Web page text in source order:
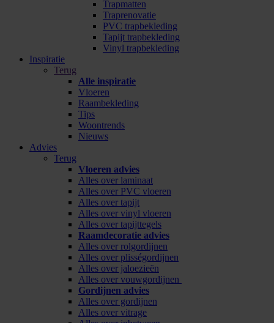
Trapmatten
Traprenovatie
PVC trapbekleding
Tapijt trapbekleding
Vinyl trapbekleding
Inspiratie
Terug
Alle inspiratie
Vloeren
Raambekleding
Tips
Woontrends
Nieuws
Advies
Terug
Vloeren advies
Alles over laminaat
Alles over PVC vloeren
Alles over tapijt
Alles over vinyl vloeren
Alles over tapijttegels
Raamdecoratie advies
Alles over rolgordijnen
Alles over plisségordijnen
Alles over jaloezieën
Alles over vouwgordijnen
Gordijnen advies
Alles over gordijnen
Alles over vitrage